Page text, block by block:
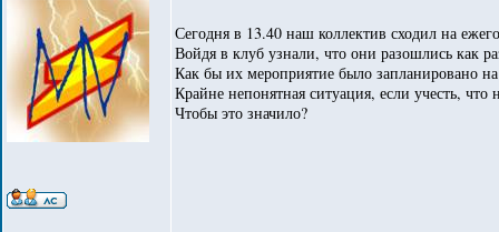
Сегодня в 13.40 наш коллектив сходил на
Войдя в клуб узнали, что они разошлись как
Как бы их мероприятие было запланировано
Крайне непонятная ситуация, если учесть,
Чтобы это значило?